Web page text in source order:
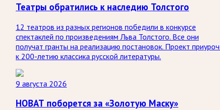
Театры обратились к наследию Толстого
12 театров из разных регионов победили в конкурсе
спектаклей по произведениям Льва Толстого. Все они
получат гранты на реализацию постановок. Проект
к 200-летию классика русской литературы.
9 августа 2026
НОВАТ поборется за «Золотую Маску»